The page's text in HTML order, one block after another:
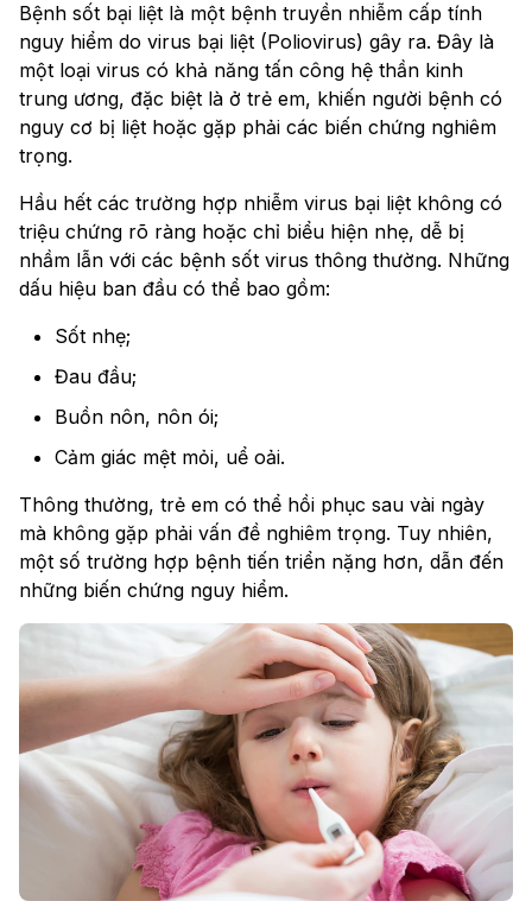
Bệnh sốt bại liệt là một bệnh truyền nhiễm cấp tính
nguy hiểm do virus bại liệt (Poliovirus) gây ra. Đây là
một loại virus có khả năng tấn công hệ thần kinh
trung ương, đặc biệt là ở trẻ em, khiến người bệnh có
nguy cơ bị liệt hoặc gặp phải các biến chứng nghiêm
trọng.
Hầu hết các trường hợp nhiễm virus bại liệt không có
triệu chứng rõ ràng hoặc chỉ biểu hiện nhẹ, dễ bị
nhầm lẫn với các bệnh sốt virus thông thường. Những
dấu hiệu ban đầu có thể bao gồm:
Sốt nhẹ;
Đau đầu;
Buồn nôn, nôn ói;
Cảm giác mệt mỏi, uể oải.
Thông thường, trẻ em có thể hồi phục sau vài ngày
mà không gặp phải vấn đề nghiêm trọng. Tuy nhiên,
một số trường hợp bệnh tiến triển nặng hơn, dẫn đến
những biến chứng nguy hiểm.